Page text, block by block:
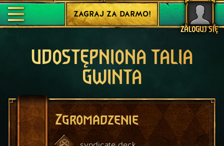
ZALOGUJ SIĘ
ZAGRAJ ZA DARMO!
UDOSTĘPNIONA TALIA
GWINTA
Zgromadzenie